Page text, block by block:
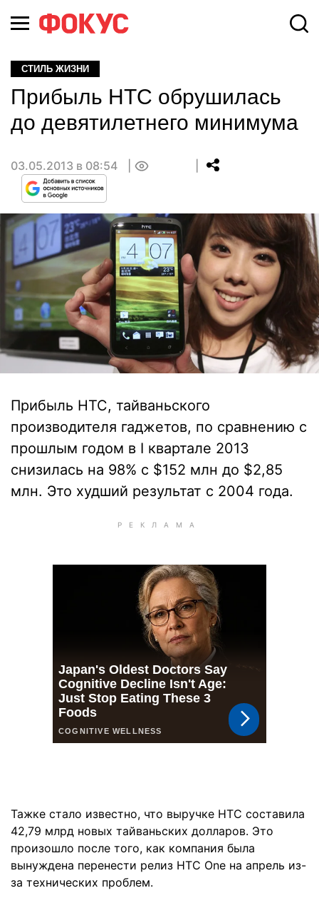
СТИЛЬ ЖИЗНИ
Прибыль HTC обрушилась
до девятилетнего минимума
03.05.2013 в 08:54
Прибыль HTC, тайваньского
производителя гаджетов, по сравнению с
прошлым годом в I квартале 2013
снизилась на 98% с $152 млн до $2,85
млн. Это худший результат с 2004 года.
Тажке стало известно, что выручке HTC составила
42,79 млрд новых тайваньских долларов. Это
произошло после того, как компания была
вынуждена перенести релиз HTC One на апрель из-
за технических проблем.